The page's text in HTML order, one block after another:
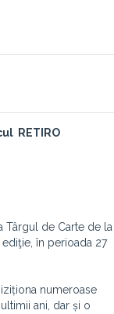
RETIRO
Târgul de Carte de la
în perioada 27
numeroase
ani, dar și o